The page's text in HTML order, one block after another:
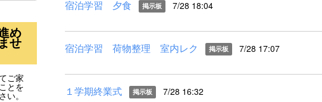
宿泊学習 夕食 掲示板 7/28 18:04
宿泊学習 荷物整理 室内レク 掲示板 7/28 17:07
１学期終業式 掲示板 7/28 16:32
め
せ
ご家
とを
い。